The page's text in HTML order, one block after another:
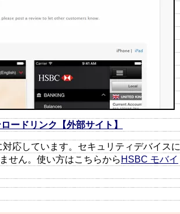
ードリンク【外部サイト】
応しています。セキュリティデバイスに
せん。使い方はこちらから HSBC モバイ